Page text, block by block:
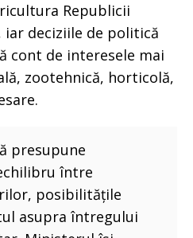
Republicii
iar deciziile de politică
cont de interesele mai
zootehnică, horticolă,
presupune
între
posibilitățile
asupra întregului